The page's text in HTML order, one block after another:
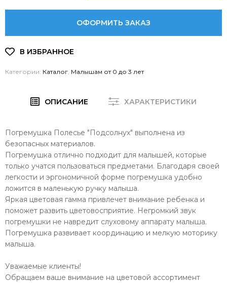
ОФОРМИТЬ ЗАКАЗ
Категории: Каталог Малышам от 0 до 3 лет
ОПИСАНИЕ ХАРАКТЕРИСТИКИ
Погремушка Полесье "Подсолнух" выполнена из
безопасных материалов.
Погремушка отлично подходит для малышей, которые
только учатся пользоваться предметами. Благодаря своей
легкости и эргономичной форме погремушка удобно
ложится в маленькую ручку малыша.
Яркая цветовая гамма привлечет внимание ребенка и
поможет развить цветовосприятие. Негромкий звук
погремушки не навредит слуховому аппарату малыша.
Погремушка развивает координацию и мелкую моторику
малыша.
Уважаемые клиенты!
Обращаем ваше внимание на цветовой ассортимент